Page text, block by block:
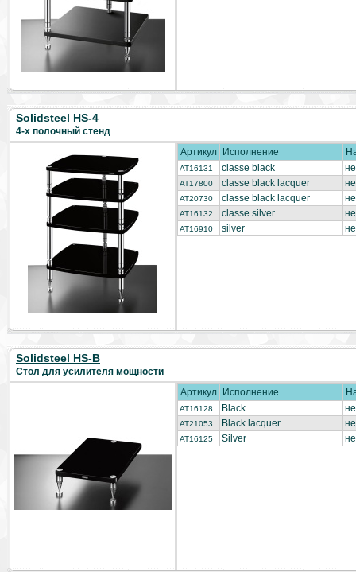
Solidsteel HS-4
4-х полочный стенд
Артикул
Исполнение
AT16131 classe black
AT17800 classe black lacquer
AT20730 classe black lacquer
AT16132 classe silver
AT16910 silver
Solidsteel HS-B
Стол для усилителя мощности
Артикул
Исполнение
AT16128 Black
AT21053 Black lacquer
AT16125 Silver